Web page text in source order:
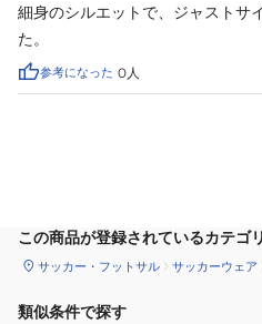
細身のシルエットで、ジャストサ
た。
参考になった 0 人
この商品が登録されているカテゴリ
サッカー・フットサル サッカーウェア
類似条件で探す